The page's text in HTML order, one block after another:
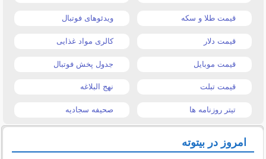
قیمت طلا و سکه ویدئوهای فوتبال
قیمت دلار کالری مواد غذایی
قیمت موبایل جدول پخش فوتبال
قیمت تبلت نهج البلاغه
تیتر روزنامه ها صحیفه سجادیه
امروز در بیتوته